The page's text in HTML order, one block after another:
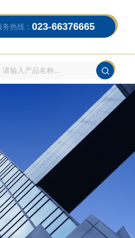
务热线： 023-66376665